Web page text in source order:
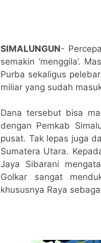
SIMALUNGUN-
semakin ‘menggila’.
Purba sekaligus
miliar yang sudah
Dana tersebut bisa
dengan Pemkab
pusat. Tak lepas juga
Sumatera Utara.
Jaya Sibarani
Golkar sangat
khususnya Raya